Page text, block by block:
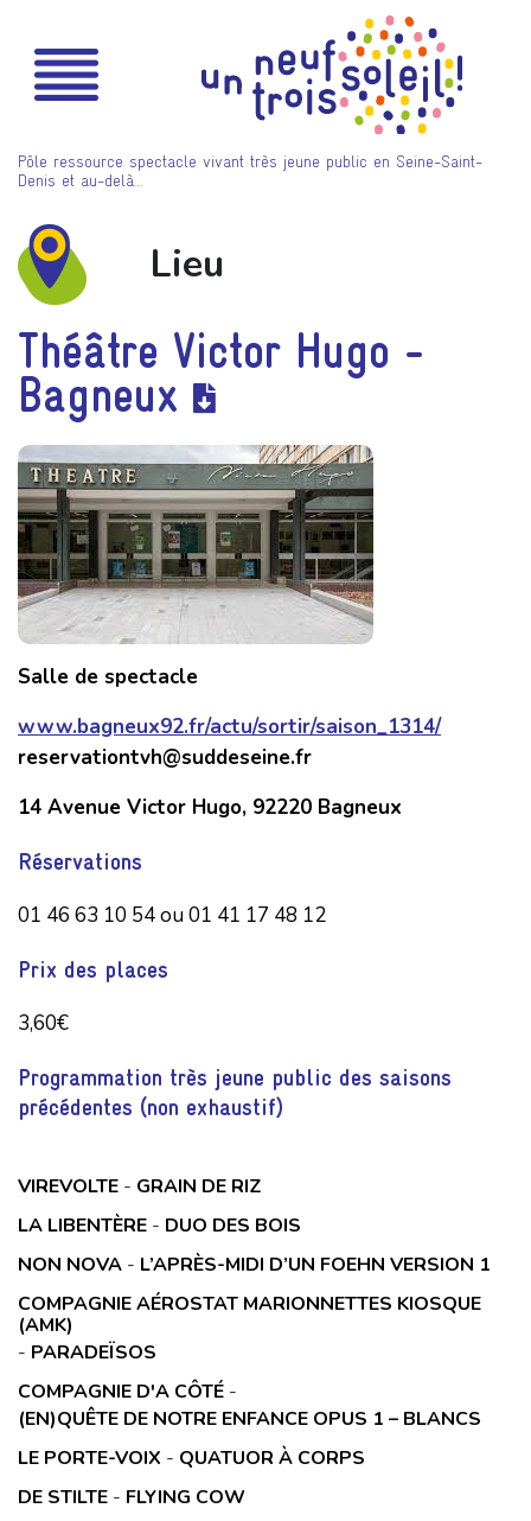
Pôle ressource spectacle vivant très jeune public en Seine-Saint-
Denis et au-delà…
Lieu
Théâtre Victor Hugo -
Bagneux
Salle de spectacle
www.bagneux92.fr/actu/sortir/saison_1314/
reservationtvh@suddeseine.fr
14 Avenue Victor Hugo, 92220 Bagneux
Réservations
01 46 63 10 54 ou 01 41 17 48 12
Prix des places
3,60€
Programmation très jeune public des saisons
précédentes (non exhaustif)
VIREVOLTE - GRAIN DE RIZ
LA LIBENTÈRE - DUO DES BOIS
NON NOVA - L’APRÈS-MIDI D’UN FOEHN VERSION 1
COMPAGNIE AÉROSTAT MARIONNETTES KIOSQUE
(AMK)
- PARADEÏSOS
COMPAGNIE D'A CÔTÉ -
(EN)QUÊTE DE NOTRE ENFANCE OPUS 1 – BLANCS
LE PORTE-VOIX - QUATUOR À CORPS
DE STILTE - FLYING COW